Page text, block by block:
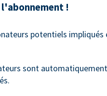
!
potentiels
sont